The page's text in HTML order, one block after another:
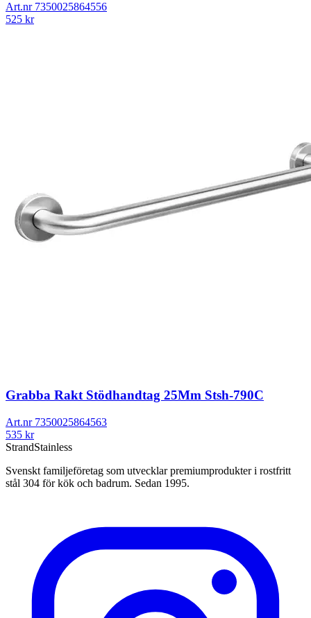
Art.nr 7350025864556
525 kr
Grabba Rakt Stödhandtag 25Mm Stsh-790C
Art.nr 7350025864563
535 kr
StrandStainless
Svenskt familjeföretag som utvecklar premiumprodukter i rostfritt
stål 304 för kök och badrum. Sedan 1995.